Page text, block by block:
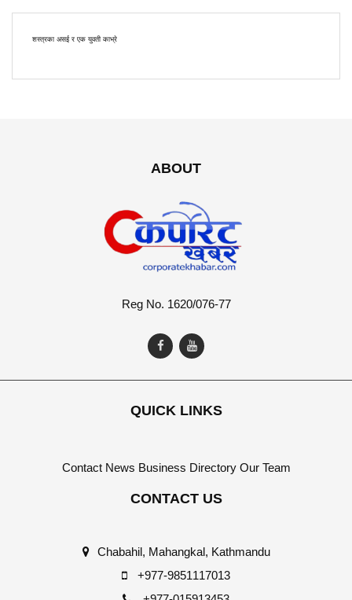
शस्त्रका असई र एक युवती काभ्रे
ABOUT
Reg No. 1620/076-77
QUICK LINKS
Contact News Business Directory Our Team
CONTACT US
Chabahil, Mahangkal, Kathmandu
+977-9851117013